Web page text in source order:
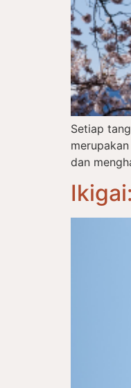
Setiap
dan